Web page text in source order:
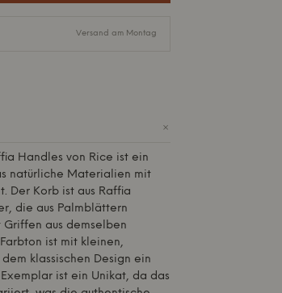
Versand am Montag
+
Handles von Rice ist ein
natürliche Materialien mit
Der Korb ist aus Raffia
die aus Palmblättern
aus demselben
ist mit kleinen,
klassischen Design ein
ist ein Unikat, da das